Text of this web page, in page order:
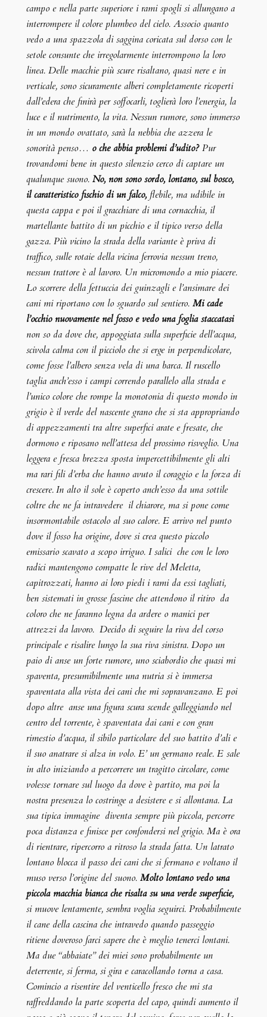
campo e nella parte superiore i rami spogli si allungano a
interrompere il colore plumbeo del cielo. Associo quanto
vedo a una spazzola di saggina coricata sul dorso con le
setole consunte che irregolarmente interrompono la loro
linea. Delle macchie più scure risaltano, quasi nere e in
verticale, sono sicuramente alberi completamente ricoperti
dall’edera che finirà per soffocarli, toglierà loro l’energia, la
luce e il nutrimento, la vita. Nessun rumore, sono immerso
in un mondo ovattato, sarà la nebbia che azzera le
sonorità penso… o che abbia problemi d’udito?Pur
trovandomi bene in questo silenzio cerco di captare un
qualunque suono.No, non sono sordo, lontano, sul bosco,
il caratteristico fischio di un falco,flebile, ma udibile in
questa cappa e poi il gracchiare di una cornacchia, il
martellante battito di un picchio e il tipico verso della
gazza. Più vicino la strada della variante è priva di
traffico, sulle rotaie della vicina ferrovia nessun treno,
nessun trattore è al lavoro. Un micromondo a mio piacere.
Lo scorrere della fettuccia dei guinzagli e l’ansimare dei
cani mi riportano con lo sguardo sul sentiero.Mi cade
l’occhio nuovamente nel fosso e vedo una foglia staccatasi
non so da dove che, appoggiata sulla superficie dell’acqua,
scivola calma con il picciolo che si erge in perpendicolare,
come fosse l’albero senza vela di una barca. Il ruscello
taglia anch’esso i campi correndo parallelo alla strada e
l’unico colore che rompe la monotonia di questo mondo in
grigio è il verde del nascente grano che si sta appropriando
di appezzamenti tra altre superfici arate e fresate, che
dormono e riposano nell’attesa del prossimo risveglio. Una
leggera e fresca brezza sposta impercettibilmente gli alti
ma rari fili d’erba che hanno avuto il coraggio e la forza di
crescere.In alto il sole è coperto anch’esso da una sottile
coltre che ne fa intravedere il chiarore, ma si pone come
insormontabile ostacolo al suo calore. E arrivo nel punto
dove il fosso ha origine, dove si crea questo piccolo
emissario scavato a scopo irriguo. I salici che con le loro
radici mantengono compatte le rive del Meletta,
capitrozzati, hanno ai loro piedi i rami da essi tagliati,
ben sistemati in grosse fascine che attendono il ritiro da
coloro che ne faranno legna da ardere o manici per
attrezzi da lavoro. Decido di seguire la riva del corso
principale e risalire lungo la sua riva sinistra. Dopo un
paio di anse un forte rumore, uno sciabordio che quasi mi
spaventa, presumibilmente una nutria si è immersa
spaventata alla vista dei cani che mi sopravanzano. E poi
dopo altre anse una figura scura scende galleggiando nel
centro del torrente, è spaventata dai cani e con gran
rimestio d’acqua, il sibilo particolare del suo battito d’ali e
il suo anatrare si alza in volo. E’ un germano reale. E sale
in alto iniziando a percorrere un tragitto circolare, come
volesse tornare sul luogo da dove è partito, ma poi la
nostra presenza lo costringe a desistere e si allontana. La
sua tipica immagine diventa sempre più piccola, percorre
poca distanza e finisce per confondersi nel grigio. Ma è ora
di rientrare, ripercorro a ritroso la strada fatta. Un latrato
lontano blocca il passo dei cani che si fermano e voltano il
muso verso l’origine del suono. Molto lontano vedo una
piccola macchia bianca che risalta su una verde superficie,
si muove lentamente, sembra voglia seguirci. Probabilmente
il cane della cascina che intravedo quando passeggio
ritiene doveroso farci sapere che è meglio tenerci lontani.
Ma due “abbaiate” dei miei sono probabilmente un
deterrente, si ferma, si gira e caracollando torna a casa.
Comincio a risentire del venticello fresco che mi sta
raffreddando la parte scoperta del capo, quindi aumento il